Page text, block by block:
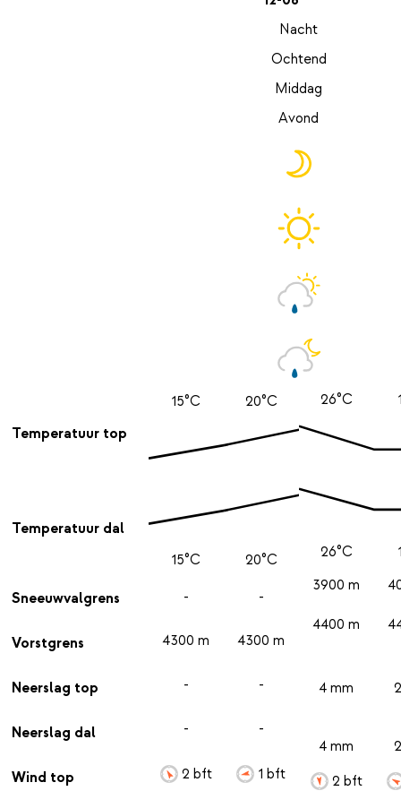
Temperatuur top
Temperatuur dal
Sneeuwvalgrens
Vorstgrens
Neerslag top
Neerslag dal
Wind top
Nacht
Ochtend
Middag
Avond
15°C
15°C
-
4300 m
-
-
2 bft
20°C
20°C
-
4300 m
-
-
1 bft
26°C
26°C
3900 m
4400 m
4 mm
4 mm
2 bft